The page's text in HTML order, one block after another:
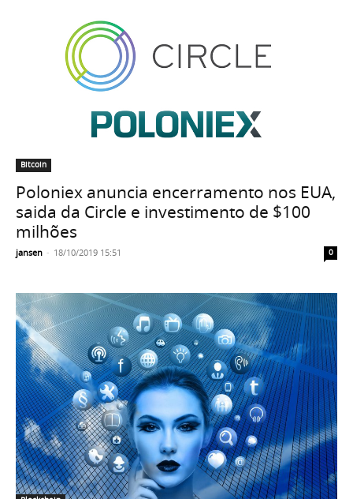
Bitcoin
Poloniex anuncia encerramento nos EUA,
saida da Circle e investimento de $100
milhões
jansen - 18/10/2019 15:51 0